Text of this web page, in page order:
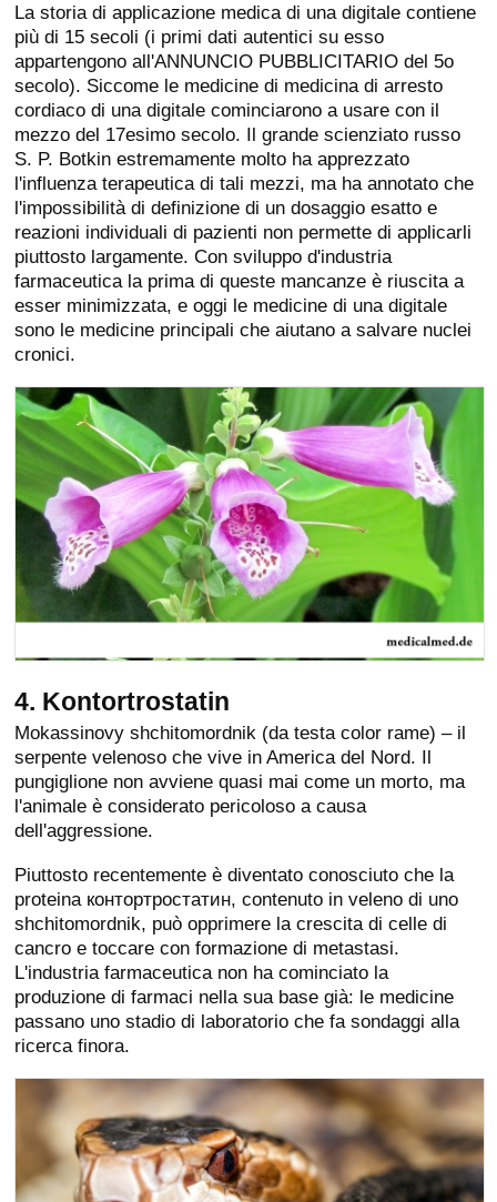
La storia di applicazione medica di una digitale contiene
più di 15 secoli (i primi dati autentici su esso
appartengono all'ANNUNCIO PUBBLICITARIO del 5o
secolo). Siccome le medicine di medicina di arresto
cordiaco di una digitale cominciarono a usare con il
mezzo del 17esimo secolo. Il grande scienziato russo
S. P. Botkin estremamente molto ha apprezzato
l'influenza terapeutica di tali mezzi, ma ha annotato che
l'impossibilità di definizione di un dosaggio esatto e
reazioni individuali di pazienti non permette di applicarli
piuttosto largamente. Con sviluppo d'industria
farmaceutica la prima di queste mancanze è riuscita a
esser minimizzata, e oggi le medicine di una digitale
sono le medicine principali che aiutano a salvare nuclei
cronici.
4. Kontortrostatin
Mokassinovy shchitomordnik (da testa color rame) – il
serpente velenoso che vive in America del Nord. Il
pungiglione non avviene quasi mai come un morto, ma
l'animale è considerato pericoloso a causa
dell'aggressione.
Piuttosto recentemente è diventato conosciuto che la
proteina контортростатин, contenuto in veleno di uno
shchitomordnik, può opprimere la crescita di celle di
cancro e toccare con formazione di metastasi.
L'industria farmaceutica non ha cominciato la
produzione di farmaci nella sua base già: le medicine
passano uno stadio di laboratorio che fa sondaggi alla
ricerca finora.